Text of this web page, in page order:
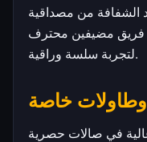
الشفافة من مصداقية
فريق مضيفين محترف
لتجربة سلسة وراقية.
وطاولات خاصة
في صالات حصرية